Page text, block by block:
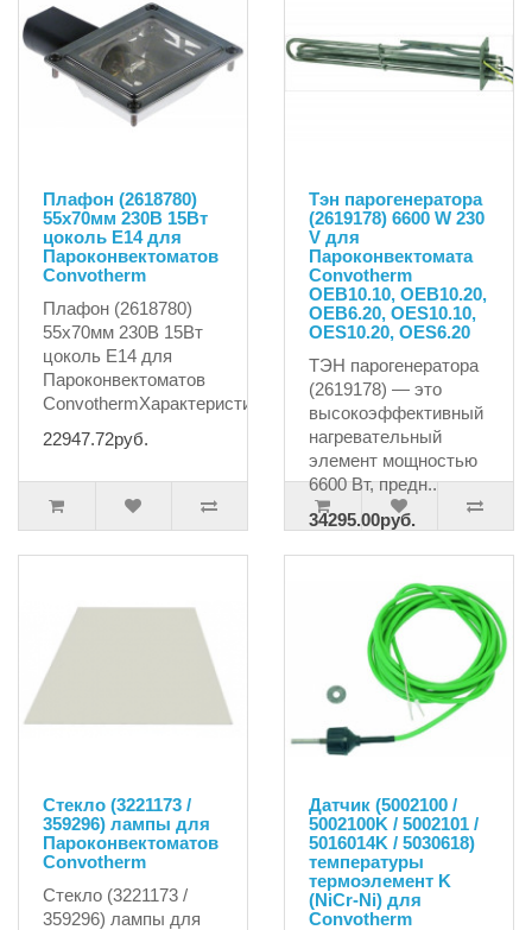
Плафон (2618780)
55x70мм 230В 15Вт
цоколь E14 для
Пароконвектоматов
Сonvotherm
Плафон (2618780)
55x70мм 230В 15Вт
цоколь E14 для
Пароконвектоматов
СonvothermХарактеристики:исполне..
22947.72руб.
Тэн парогенератора
(2619178) 6600 W 230
V для
Пароконвектомата
Convotherm
OEB10.10, OEB10.20,
OEB6.20, OES10.10,
OES10.20, OES6.20
ТЭН парогенератора
(2619178) — это
высокоэффективный
нагревательный
элемент мощностью
6600 Вт, предн..
34295.00руб.
Стекло (3221173 /
359296) лампы для
Пароконвектоматов
Convotherm
Стекло (3221173 /
359296) лампы для
Датчик (5002100 /
5002100K / 5002101 /
5016014K / 5030618)
температуры
термоэлемент K
(NiCr-Ni) для
Convotherm